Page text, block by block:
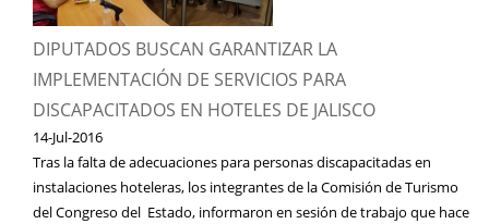
DIPUTADOS BUSCAN GARANTIZAR LA
IMPLEMENTACIÓN DE SERVICIOS PARA
DISCAPACITADOS EN HOTELES DE JALISCO
14-Jul-2016
Tras la falta de adecuaciones para personas discapacitadas en
instalaciones hoteleras, los integrantes de la Comisión de Turismo
del Congreso del Estado, informaron en sesión de trabajo que hace